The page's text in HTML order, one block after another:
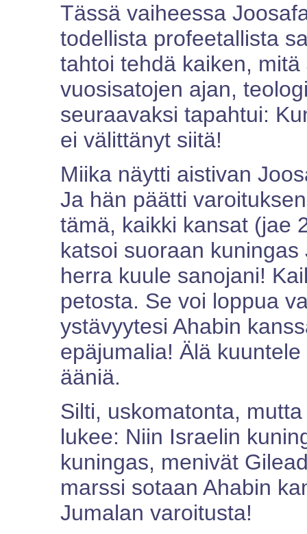
Tässä vaiheessa
todellista profeetallista
tahtoi tehdä kaiken,
vuosisatojen ajan,
seuraavaksi tapahtui:
ei välittänyt siitä!
Miika näytti aistivan
Ja hän päätti
tämä, kaikki kansat (jae
katsoi suoraan
herra kuule sanojani!
petosta. Se voi loppua
ystävyytesi Ahabin
epäjumalia! Älä
ääniä.
Silti, uskomatonta,
lukee: Niin Israelin
kuningas, menivät
marssi sotaan Ahabin
Jumalan varoitusta!